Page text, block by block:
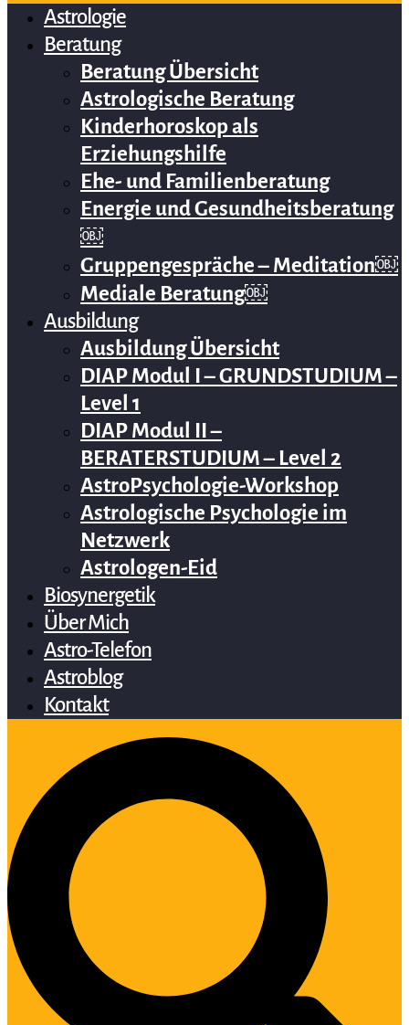
Astrologie
Beratung
Beratung Übersicht
Astrologische Beratung
Kinderhoroskop als
Erziehungshilfe
Ehe- und Familienberatung
Energie und Gesundheitsberatung
￼
Gruppengespräche – Meditation￼
Mediale Beratung￼
Ausbildung
Ausbildung Übersicht
DIAP Modul I – GRUNDSTUDIUM –
Level 1
DIAP Modul II –
BERATERSTUDIUM – Level 2
AstroPsychologie-Workshop
Astrologische Psychologie im
Netzwerk
Astrologen-Eid
Biosynergetik
Über Mich
Astro-Telefon
Astroblog
Kontakt